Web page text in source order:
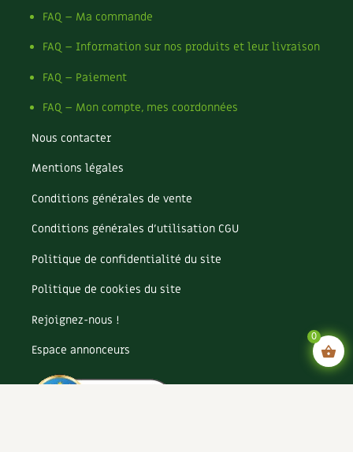
FAQ – Ma commande
FAQ – Information sur nos produits et leur livraison
FAQ – Paiement
FAQ – Mon compte, mes coordonnées
Nous contacter
Mentions légales
Conditions générales de vente
Conditions générales d’utilisation CGU
Politique de confidentialité du site
Politique de cookies du site
Rejoignez-nous !
Espace annonceurs
0